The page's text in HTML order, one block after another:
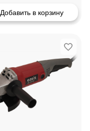
Добавить в корзину